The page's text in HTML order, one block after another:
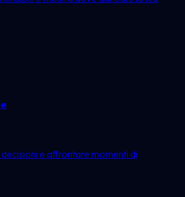
e affrontare momenti di